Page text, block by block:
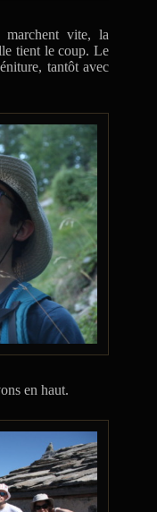
vite, la
tient le coup. Le
tantôt avec
en haut.